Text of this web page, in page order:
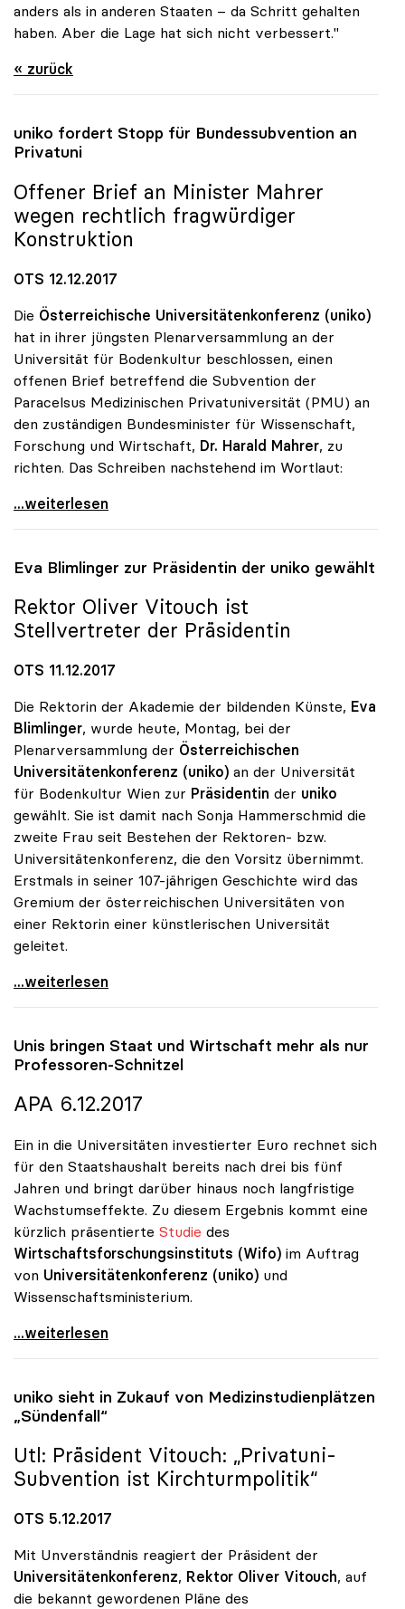
anders als in anderen Staaten – da Schritt gehalten
haben. Aber die Lage hat sich nicht verbessert."
« zurück
uniko fordert Stopp für Bundessubvention an
Privatuni
Offener Brief an Minister Mahrer
wegen rechtlich fragwürdiger
Konstruktion
OTS 12.12.2017
Die Österreichische Universitätenkonferenz (uniko)
hat in ihrer jüngsten Plenarversammlung an der
Universität für Bodenkultur beschlossen, einen
offenen Brief betreffend die Subvention der
Paracelsus Medizinischen Privatuniversität (PMU) an
den zuständigen Bundesminister für Wissenschaft,
Forschung und Wirtschaft, Dr. Harald Mahrer, zu
richten. Das Schreiben nachstehend im Wortlaut:
uniko fordert Stopp für Bundessubvention an
...weiterlesen
Eva Blimlinger zur Präsidentin der uniko gewählt
Rektor Oliver Vitouch ist
Stellvertreter der Präsidentin
OTS 11.12.2017
Die Rektorin der Akademie der bildenden Künste, Eva
Blimlinger, wurde heute, Montag, bei der
Plenarversammlung der Österreichischen
Universitätenkonferenz (uniko) an der Universität
für Bodenkultur Wien zur Präsidentin der uniko
gewählt. Sie ist damit nach Sonja Hammerschmid die
zweite Frau seit Bestehen der Rektoren- bzw.
Universitätenkonferenz, die den Vorsitz übernimmt.
Erstmals in seiner 107-jährigen Geschichte wird das
Gremium der österreichischen Universitäten von
einer Rektorin einer künstlerischen Universität
geleitet.
Eva Blimlinger zur Präsidentin der uniko gewählt
...weiterlesen
Unis bringen Staat und Wirtschaft mehr als nur
Professoren-Schnitzel
APA 6.12.2017
Ein in die Universitäten investierter Euro rechnet sich
für den Staatshaushalt bereits nach drei bis fünf
Jahren und bringt darüber hinaus noch langfristige
Wachstumseffekte. Zu diesem Ergebnis kommt eine
kürzlich präsentierte Studie des
Wirtschaftsforschungsinstituts (Wifo) im Auftrag
von Universitätenkonferenz (uniko) und
Wissenschaftsministerium.
Unis bringen Staat und Wirtschaft mehr als nur
...weiterlesen
uniko sieht in Zukauf von Medizinstudienplätzen
„Sündenfall“
Utl: Präsident Vitouch: „Privatuni-
Subvention ist Kirchturmpolitik“
OTS 5.12.2017
Mit Unverständnis reagiert der Präsident der
Universitätenkonferenz, Rektor Oliver Vitouch, auf
die bekannt gewordenen Pläne des